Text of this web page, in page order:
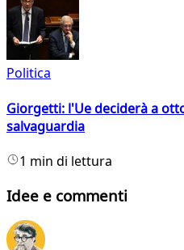
Politica
Giorgetti: l'Ue deciderà a
salvaguardia
1 min di lettura
Idee e commenti